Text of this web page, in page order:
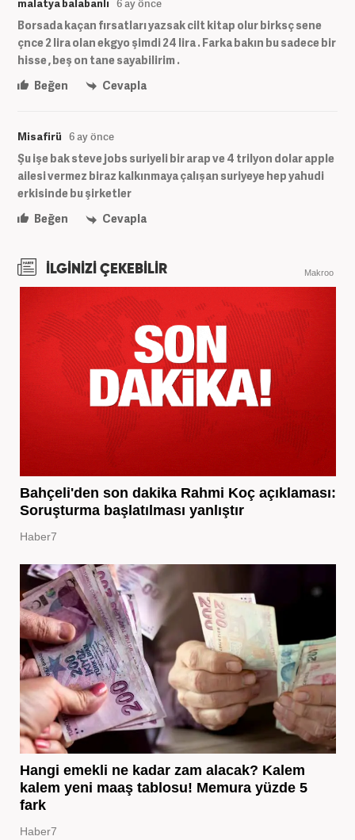
malatya balabanlı 6 ay önce
Borsada kaçan fırsatları yazsak cilt kitap olur birksç sene
çnce 2 lira olan ekgyo şimdi 24 lira . Farka bakın bu sadece bir
hisse , beş on tane sayabilirim .
Beğen
Cevapla
Misafirü 6 ay önce
Şu işe bak steve jobs suriyeli bir arap ve 4 trilyon dolar apple
ailesi vermez biraz kalkınmaya çalışan suriyeye hep yahudi
erkisinde bu şirketler
Beğen
Cevapla
İLGİNİZİ ÇEKEBİLİR Makroo
Bahçeli'den son dakika Rahmi Koç açıklaması:
Soruşturma başlatılması yanlıştır
Haber7
Hangi emekli ne kadar zam alacak? Kalem
kalem yeni maaş tablosu! Memura yüzde 5
fark
Haber7